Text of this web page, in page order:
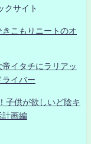
クサイト
こもりニートのオ
イタチにラリアッ
ライバー
子供が欲しいど陰キ
計画編